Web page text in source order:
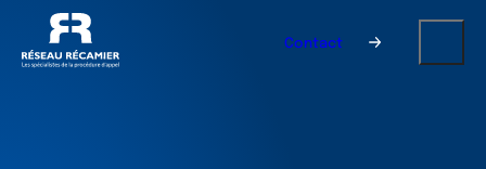
Contact